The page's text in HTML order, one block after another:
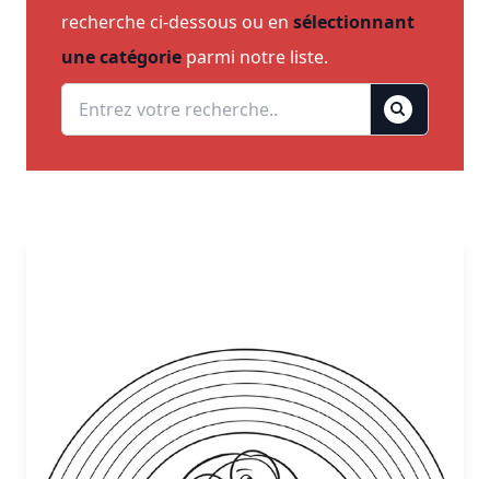
recherche ci-dessous ou en sélectionnant
une catégorie parmi notre liste.